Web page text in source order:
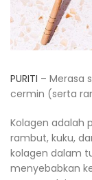
PURITI – Merasa
cermin (serta
Kolagen adalah
rambut, kuku,
kolagen dalam
menyebabkan